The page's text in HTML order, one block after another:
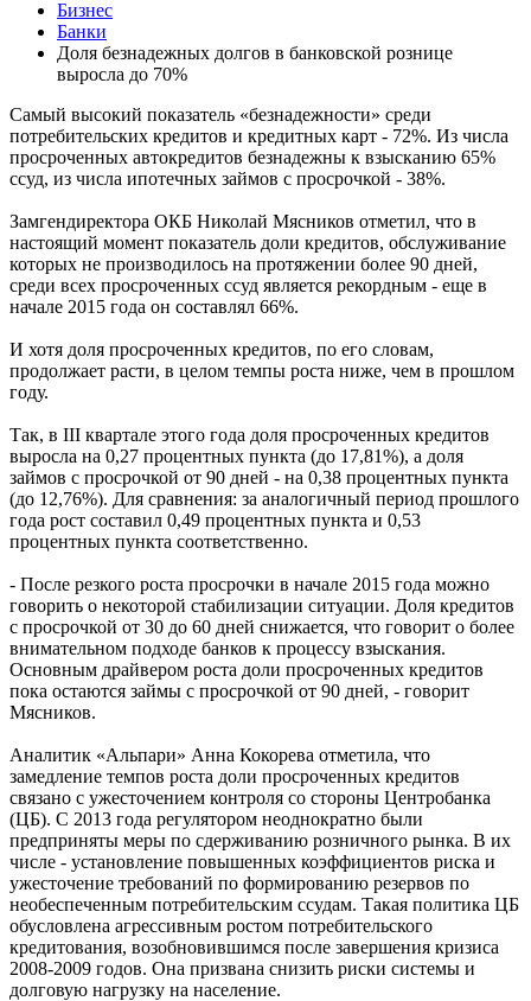
Бизнес
Банки
Доля безнадежных долгов в банковской рознице
выросла до 70%
Самый высокий показатель «безнадежности» среди
потребительских кредитов и кредитных карт - 72%. Из числа
просроченных автокредитов безнадежны к взысканию 65%
ссуд, из числа ипотечных займов с просрочкой - 38%.
Замгендиректора ОКБ Николай Мясников отметил, что в
настоящий момент показатель доли кредитов, обслуживание
которых не производилось на протяжении более 90 дней,
среди всех просроченных ссуд является рекордным - еще в
начале 2015 года он составлял 66%.
И хотя доля просроченных кредитов, по его словам,
продолжает расти, в целом темпы роста ниже, чем в прошлом
году.
Так, в III квартале этого года доля просроченных кредитов
выросла на 0,27 процентных пункта (до 17,81%), а доля
займов с просрочкой от 90 дней - на 0,38 процентных пункта
(до 12,76%). Для сравнения: за аналогичный период прошлого
года рост составил 0,49 процентных пункта и 0,53
процентных пункта соответственно.
- После резкого роста просрочки в начале 2015 года можно
говорить о некоторой стабилизации ситуации. Доля кредитов
с просрочкой от 30 до 60 дней снижается, что говорит о более
внимательном подходе банков к процессу взыскания.
Основным драйвером роста доли просроченных кредитов
пока остаются займы с просрочкой от 90 дней, - говорит
Мясников.
Аналитик «Альпари» Анна Кокорева отметила, что
замедление темпов роста доли просроченных кредитов
связано с ужесточением контроля со стороны Центробанка
(ЦБ). С 2013 года регулятором неоднократно были
предприняты меры по сдерживанию розничного рынка. В их
числе - установление повышенных коэффициентов риска и
ужесточение требований по формированию резервов по
необеспеченным потребительским ссудам. Такая политика ЦБ
обусловлена агрессивным ростом потребительского
кредитования, возобновившимся после завершения кризиса
2008-2009 годов. Она призвана снизить риски системы и
долговую нагрузку на население.